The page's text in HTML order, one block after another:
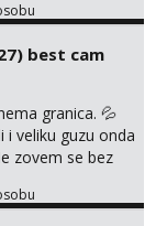
😎 +385 91 912
S vama sam
RADIM
NIŠTA UŽIVO❌
❌NE ...
best cam
granica. 💦
i veliku guzu onda
zovem se bez
prljavih igrica.